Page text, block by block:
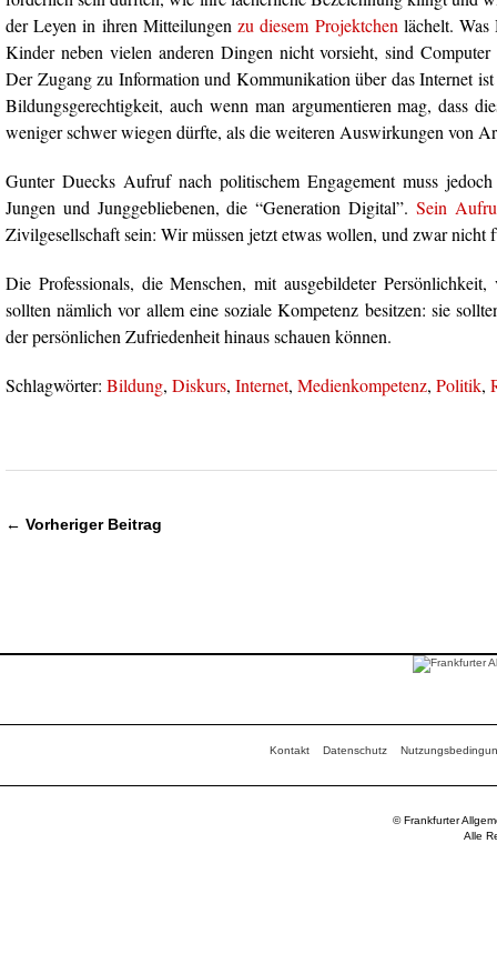
der Leyen in ihren Mitteilungen zu diesem Projektchen lächelt.
Kinder neben vielen anderen Dingen nicht vorsieht, sind Computer
Der Zugang zu Information und Kommunikation über das Internet
Bildungsgerechtigkeit, auch wenn man argumentieren mag, dass
weniger schwer wiegen dürfte, als die weiteren Auswirkungen von
Gunter Duecks Aufruf nach politischem Engagement muss
Jungen und Junggebliebenen, die “Generation Digital”. Sein
Zivilgesellschaft sein: Wir müssen jetzt etwas wollen, und zwar nicht
Die Professionals, die Menschen, mit ausgebildeter
sollten nämlich vor allem eine soziale Kompetenz besitzen: sie
der persönlichen Zufriedenheit hinaus schauen können.
Schlagwörter: Bildung, Diskurs, Internet, Medienkompetenz, Politik,
← Vorheriger Beitrag
Kontakt Datenschutz
© Frankfurter
Alle